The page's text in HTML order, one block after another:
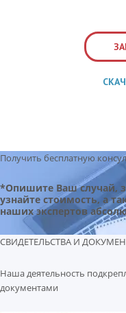
Получить бесплатную
*Опишите Ваш случай,
узнайте стоимость, а
наших экспертов
СВИДЕТЕЛЬСТВА И
Наша деятельность
документами